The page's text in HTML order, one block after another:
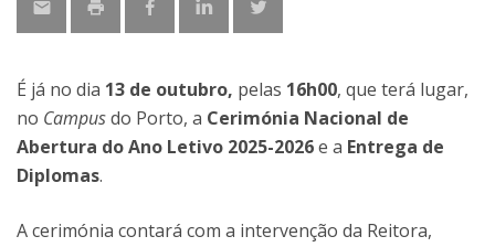
É já no dia 13 de outubro, pelas 16h00, que terá lugar,
no Campusdo Porto, a Cerimónia Nacional de
Abertura doAno Letivo 2025-2026e a Entrega de
Diplomas.
A cerimónia contará com a intervenção da Reitora,